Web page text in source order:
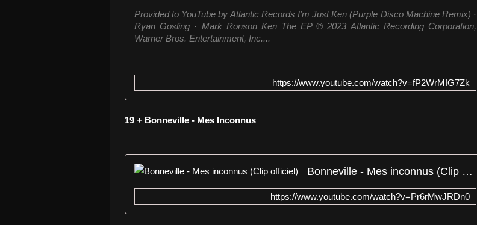
Provided to YouTube by Atlantic Records I'm Just Ken (Purple Disco Machine Remix) ·
Ryan Gosling · Mark Ronson Ken The EP ℗ 2023 Atlantic Recording Corporation,
Warner Bros. Entertainment, Inc....
https://www.youtube.com/watch?v=fP2WrMIG7Zk
19 + Bonneville - Mes Inconnus
Bonneville - Mes inconnus (Clip officiel)
https://www.youtube.com/watch?v=Pr6rMwJRDn0